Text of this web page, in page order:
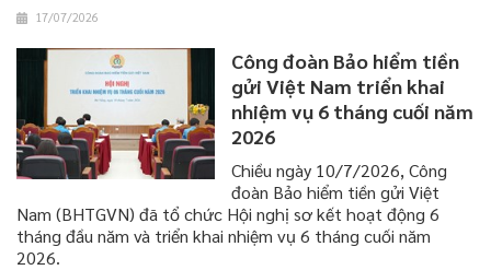
17/07/2026
Công đoàn Bảo hiểm tiền
gửi Việt Nam triển khai
nhiệm vụ 6 tháng cuối năm
2026
​​​​​​​Chiều ngày 10/7/2026, Công
đoàn Bảo hiểm tiền gửi Việt
Nam (BHTGVN) đã tổ chức Hội nghị sơ kết hoạt động 6
tháng đầu năm và triển khai nhiệm vụ 6 tháng cuối năm
2026.